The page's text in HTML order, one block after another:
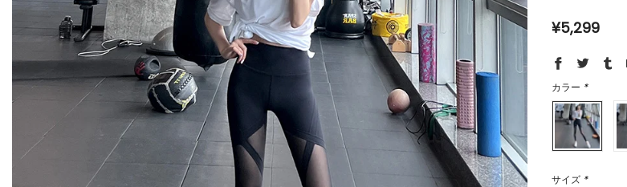
¥5,299
カラー *
サイズ *